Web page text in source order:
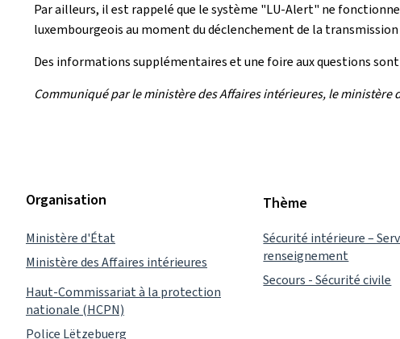
Par ailleurs, il est rappelé que le système "LU-Alert" ne
luxembourgeois au moment du déclenchement de la
Des informations supplémentaires et une foire aux questions
Communiqué par le ministère des Affaires intérieures, le
Organisation
Ministère d'État
Ministère des Affaires intérieures
Haut-Commissariat à la protection
nationale (HCPN)
Police Lëtzebuerg
Thème
Sécurité intérieure –
renseignement
Secours - Sécurité civile